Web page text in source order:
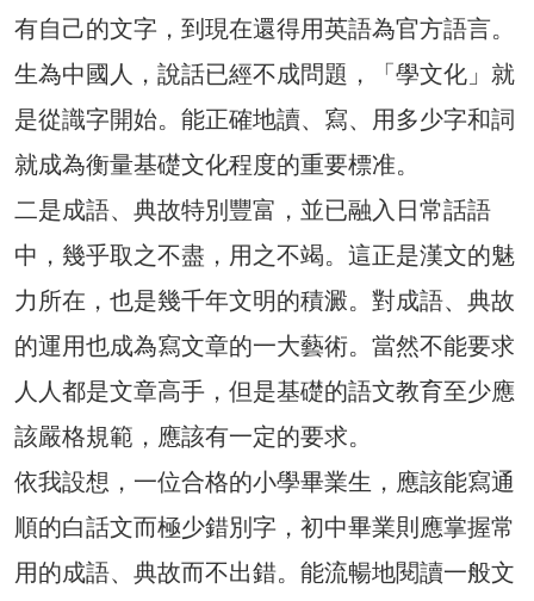
有自己的文字，到現在還得用英語為官方語言。
生為中國人，說話已經不成問題，「學文化」就
是從識字開始。能正確地讀、寫、用多少字和詞
就成為衡量基礎文化程度的重要標准。
二是成語、典故特別豐富，並已融入日常話語
中，幾乎取之不盡，用之不竭。這正是漢文的魅
力所在，也是幾千年文明的積澱。對成語、典故
的運用也成為寫文章的一大藝術。當然不能要求
人人都是文章高手，但是基礎的語文教育至少應
該嚴格規範，應該有一定的要求。
依我設想，一位合格的小學畢業生，應該能寫通
順的白話文而極少錯別字，初中畢業則應掌握常
用的成語、典故而不出錯。能流暢地閱讀一般文